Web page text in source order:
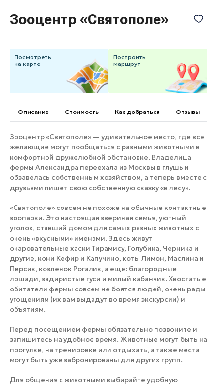
Горнолыжные клубы
Спецпроекты
Федоскинская фабрика
Пикник в Подмосковье
Особо охраняемые
природные территории
Зооцентр «Святополе»
Посмотреть
на карте
Построить
маршрут
Описание Cтоимость Как добраться Отзывы
Зооцентр «Святополе» — удивительное место, где все
желающие могут пообщаться с разными животными в
комфортной дружелюбной обстановке. Владелица
фермы Александра переехала из Москвы в глушь и
обзавелась собственным хозяйством, а теперь вместе с
друзьями пишет свою собственную сказку «в лесу».
«Святополе» совсем не похоже на обычные контактные
зоопарки. Это настоящая звериная семья, уютный
уголок, ставший домом для самых разных животных с
очень «вкусными» именами. Здесь живут
очаровательные хаски Тирамису, Голубика, Черника и
другие, кони Кефир и Капучино, коты Лимон, Маслина и
Персик, козленок Рогалик, а еще: благородные
лошади, задиристые гуси и милый кабанчик. Хвостатые
обитатели фермы совсем не боятся людей, очень рады
угощениям (их вам выдадут во время экскурсии) и
объятиям.
Перед посещением фермы обязательно позвоните и
запишитесь на удобное время. Животные могут быть на
прогулке, на тренировке или отдыхать, а также места
могут быть уже забронированы для других групп.
Для общения с животными выбирайте удобную